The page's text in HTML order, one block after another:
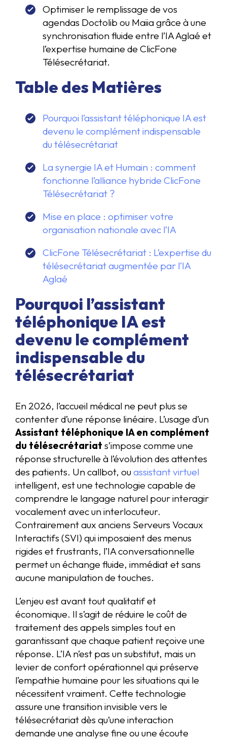
Optimiser le remplissage de vos
agendas Doctolib ou Maiia grâce à une
synchronisation fluide entre l’IA Aglaé et
l’expertise humaine de ClicFone
Télésecrétariat.
Table des Matières
Pourquoi l’assistant téléphonique IA est
devenu le complément indispensable
du télésecrétariat
La synergie IA et Humain : comment
fonctionne l’alliance hybride ClicFone
Télésecrétariat ?
Mise en place : optimiser votre
organisation nationale avec l’IA
ClicFone Télésecrétariat : L’expertise du
télésecrétariat augmentée par l’IA
Aglaé
Pourquoi l’assistant
téléphonique IA est
devenu le complément
indispensable du
télésecrétariat
En 2026, l’accueil médical ne peut plus se
contenter d’une réponse linéaire. L’usage d’un
Assistant téléphonique IA en complément
du télésecrétariat s’impose comme une
réponse structurelle à l’évolution des attentes
des patients. Un callbot, ouassistant virtuel
intelligent, est une technologie capable de
comprendre le langage naturel pour interagir
vocalement avec un interlocuteur.
Contrairement aux anciens Serveurs Vocaux
Interactifs (SVI) qui imposaient des menus
rigides et frustrants, l’IA conversationnelle
permet un échange fluide, immédiat et sans
aucune manipulation de touches.
L’enjeu est avant tout qualitatif et
économique. Il s’agit de réduire le coût de
traitement des appels simples tout en
garantissant que chaque patient reçoive une
réponse. L’IA n’est pas un substitut, mais un
levier de confort opérationnel qui préserve
l’empathie humaine pour les situations qui le
nécessitent vraiment. Cette technologie
assure une transition invisible vers le
télésecrétariat dès qu’une interaction
demande une analyse fine ou une écoute